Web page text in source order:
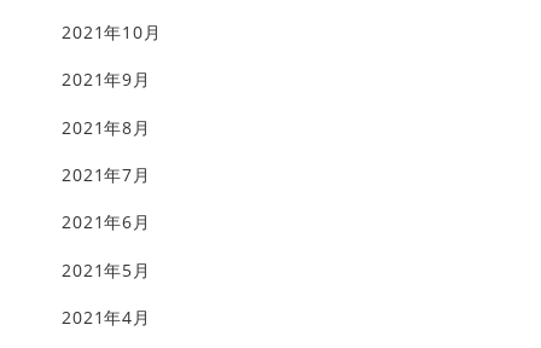
2021年10月
2021年9月
2021年8月
2021年7月
2021年6月
2021年5月
2021年4月